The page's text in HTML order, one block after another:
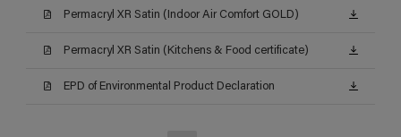
Permacryl XR Satin (Indoor Air Comfort GOLD)
Permacryl XR Satin (Kitchens & Food certificate)
EPD of Environmental Product Declaration